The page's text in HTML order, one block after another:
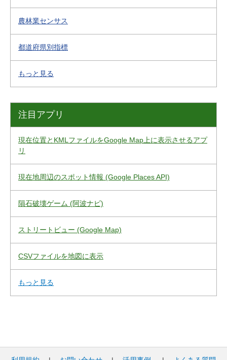
農林業センサス
都道府県別指標
もっと見る
注目アプリ
現在位置とKMLファイルをGoogle Map上に表示させるアプ
リ
現在地周辺のスポット情報 (Google Places API)
隕石破壊ゲーム (阿波ナビ)
ストリートビュー (Google Map)
CSVファイルを地図に表示
もっと見る